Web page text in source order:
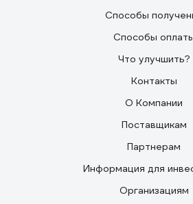
Способы
Способы
Что улучшить?
Контакты
О Компании
Поставщикам
Партнерам
Информация для
Организациям